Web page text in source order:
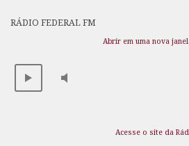
RÁDIO FEDERAL FM
Abrir em uma nova
Acesse o site da